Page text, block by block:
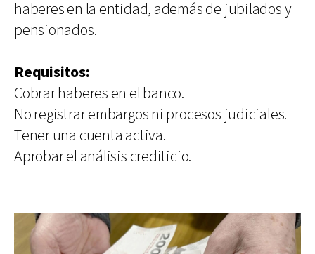
haberes en la entidad, además de jubilados y
pensionados.
Requisitos:
Cobrar haberes en el banco.
No registrar embargos ni procesos judiciales.
Tener una cuenta activa.
Aprobar el análisis crediticio.